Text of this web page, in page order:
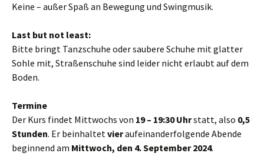
Keine – außer Spaß an Bewegung und Swingmusik.
Last but not least:
Bitte bringt Tanzschuhe oder saubere Schuhe mit glatter
Sohle mit, Straßenschuhe sind leider nicht erlaubt auf dem
Boden.
Termine
Der Kurs findet Mittwochs von 19 – 19:30 Uhrstatt, also 0,5
Stunden. Er beinhaltetvieraufeinanderfolgende Abende
beginnend am Mittwoch, den 4. September 2024.